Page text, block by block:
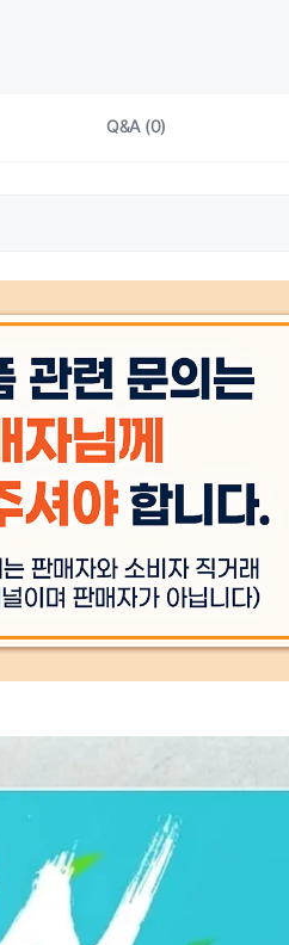
Q&A (0)
색상 상품 상세설명
취급시 주의사항 상품 상세설명 참
A/S 책임자와 전화번호